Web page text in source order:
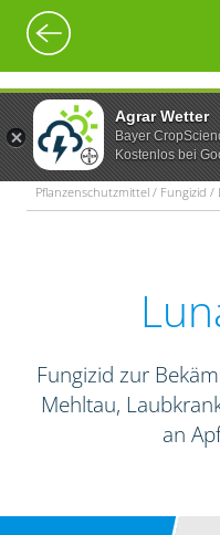
Agrar Wetter
Bayer
Kostenlos bei
Pflanzenschutzmittel / Fungizid /
Fungizid zur
Mehltau,
an